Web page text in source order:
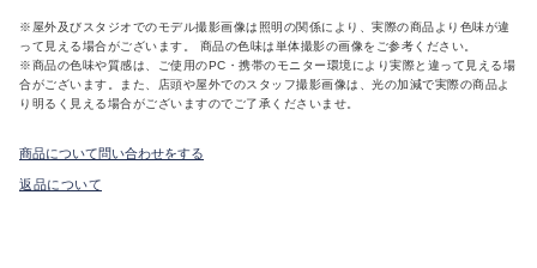
※屋外及びスタジオでのモデル撮影画像は照明の関係により、実際の商品より色味が違
って見える場合がございます。 商品の色味は単体撮影の画像をご参考ください。
※商品の色味や質感は、ご使用のPC・携帯のモニター環境により実際と違って見える場
合がございます。また、店頭や屋外でのスタッフ撮影画像は、光の加減で実際の商品よ
り明るく見える場合がございますのでご了承くださいませ。
商品について問い合わせをする
返品について